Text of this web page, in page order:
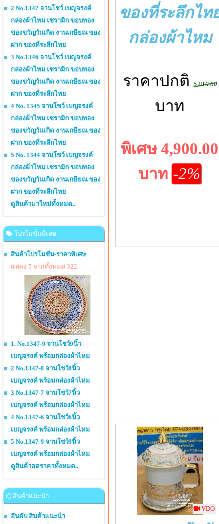
2 No.1347 จานโชว์ เบญจรงค์
กล่องผ้าไหม เซรามิก ขอบทอง
ของขวัญวันเกิด งานเกษียณ ของ
ฝาก ของที่ระลึกไทย
3 No.1346 จานโชว์ เบญจรงค์
กล่องผ้าไหม เซรามิก ขอบทอง
ของขวัญวันเกิด งานเกษียณ ของ
ฝาก ของที่ระลึกไทย
4 No. 1345 จานโชว์ เบญจรงค์
กล่องผ้าไหม เซรามิก ขอบทอง
ของขวัญวันเกิด งานเกษียณ ของ
ฝาก ของที่ระลึกไทย
5 No. 1344 จานโชว์ เบญจรงค์
กล่องผ้าไหม เซรามิก ขอบทอง
ของขวัญวันเกิด งานเกษียณ ของ
ฝาก ของที่ระลึกไทย
ดูสินค้ามาใหม่ทั้งหมด..
โปรโมชั่นพิเศษ
สินค้าโปรโมชั่น-ราคาพิเศษ
แสดง 5 จากทั้งหมด 322
1. No.1347-9 จานโชว์9นิ้ว
เบญจรงค์ พร้อมกล่องผ้าไหม
2 No.1347-8 จานโชว์8นิ้ว
เบญจรงค์ พร้อมกล่องผ้าไหม
3 No.1347-7 จานโชว์7นิ้ว
เบญจรงค์ พร้อมกล่องผ้าไหม
4 No.1347-6 จานโชว์6นิ้ว
เบญจรงค์ พร้อมกล่องผ้าไหม
5 No.1347-9 จานโชว์9นิ้ว
เบญจรงค์ พร้อมกล่องผ้าไหม
ดูสินค้าลดราคาทั้งหมด..
สินค้าแนะนำ
อันดับ สินค้าแนะนำ
ของที่ระลึกไท
กล่องผ้าไหม
ราคาปกติ 5,010.00
บาท
พิเศษ 4,900.00
บาท -2%
VDO